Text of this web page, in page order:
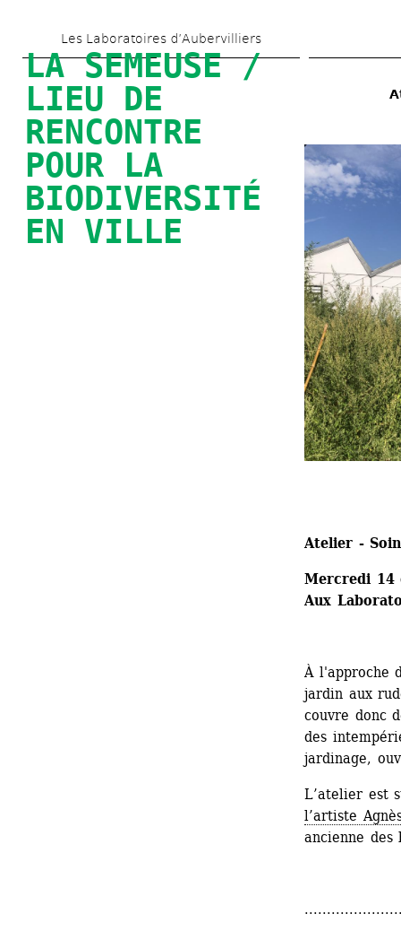
to
main
content
Les Laboratoires d’Aubervilliers
LA SEMEUSE /
LIEU DE
RENCONTRE
POUR LA
BIODIVERSITÉ
EN VILLE
Atelier -
Mercredi 14
Aux
À l'approche
jardin aux
couvre donc
des
jardinage,
L’atelier est
l’artiste
ancienne des